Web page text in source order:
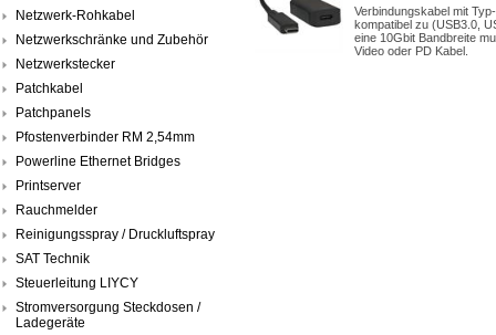
Netzwerk-Rohkabel
Netzwerkschränke und Zubehör
Netzwerkstecker
Patchkabel
Patchpanels
Pfostenverbinder RM 2,54mm
Powerline Ethernet Bridges
Printserver
Rauchmelder
Reinigungsspray / Druckluftspray
SAT Technik
Steuerleitung LIYCY
Stromversorgung Steckdosen /
Ladegeräte
Verbindungskabel mit
kompatibel zu (USB3.0,
eine 10Gbit Bandbreite
Video oder PD Kabel.